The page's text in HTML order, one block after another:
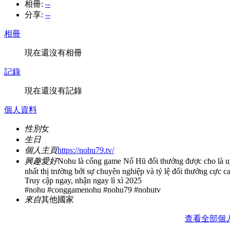
相冊: --
分享: --
相冊
現在還沒有相冊
記錄
現在還沒有記錄
個人資料
性別女
生日
個人主頁https://nohu79.tv/
興趣愛好Nohu là cổng game Nổ Hũ đổi thưởng được cho là
nhất thị trường bởi sự chuyên nghiệp và tỷ lệ đổi thưởng cực
Truy cập ngay, nhận ngay lì xì 2025
#nohu #conggamenohu #nohu79 #nohutv
來自其他國家
查看全部個